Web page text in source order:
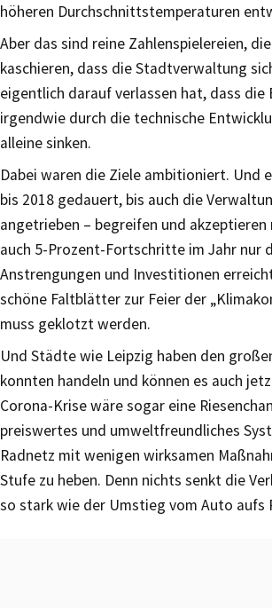
höheren Durchschnittstemperaturen
Aber das sind reine Zahlenspielereien,
kaschieren, dass die Stadtverwaltung
eigentlich darauf verlassen hat, dass die
irgendwie durch die technische
alleine sinken.
Dabei waren die Ziele ambitioniert. Und
bis 2018 gedauert, bis auch die
angetrieben – begreifen und akzeptieren
auch 5-Prozent-Fortschritte im Jahr nur
Anstrengungen und Investitionen
schöne Faltblätter zur Feier der
muss geklotzt werden.
Und Städte wie Leipzig haben den
konnten handeln und können es auch
Corona-Krise wäre sogar eine
preiswertes und umweltfreundliches
Radnetz mit wenigen wirksamen
Stufe zu heben. Denn nichts senkt die
so stark wie der Umstieg vom Auto aufs